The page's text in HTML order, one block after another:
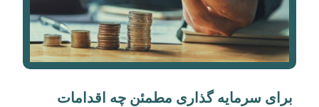
برای سرمایه گذاری مطمئن چه اقدامات